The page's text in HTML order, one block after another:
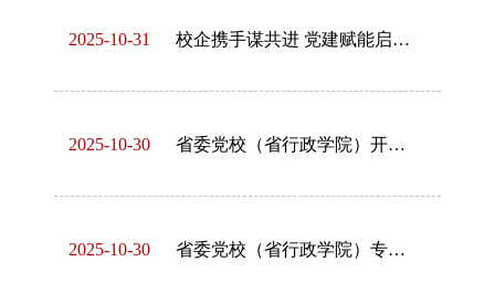
2025-10-31 校企携手谋共进 党建赋能启新程
2025-10-30 省委党校（省行政学院）开展集体廉政谈话
2025-10-30 省委党校（省行政学院）专题学习习近平总书记在党的二十届四中全会上的重要讲话和全会精神